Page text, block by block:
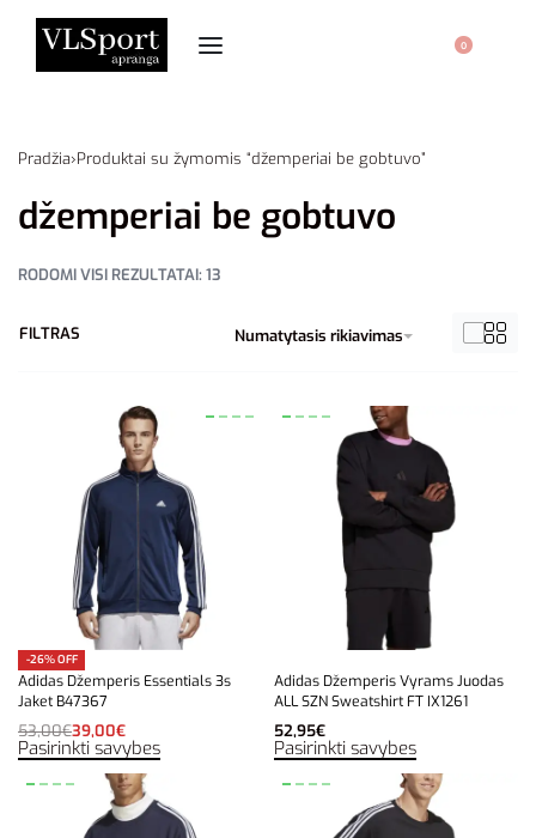
0
Pradžia›Produktai su žymomis “džemperiai be gobtuvo”
džemperiai be gobtuvo
RODOMI VISI REZULTATAI: 13
Numatytasis rikiavimas
FILTRAS
-26% OFF
Adidas Džemperis Essentials 3s
Jaket B47367
53,00€39,00€
Pasirinkti savybes
Adidas Džemperis Vyrams Juodas
ALL SZN Sweatshirt FT IX1261
52,95€
Pasirinkti savybes